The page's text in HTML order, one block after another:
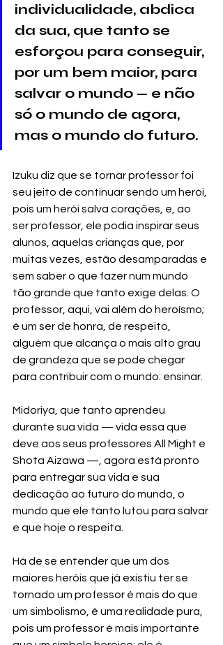
individualidade, abdica
da sua, que tanto se
esforçou para conseguir,
por um bem maior, para
salvar o mundo — e não
só o mundo de agora,
mas o mundo do futuro.
Izuku diz que se tornar professor foi
seu jeito de continuar sendo um herói,
pois um herói salva corações, e, ao
ser professor, ele podia inspirar seus
alunos, aquelas crianças que, por
muitas vezes, estão desamparadas e
sem saber o que fazer num mundo
tão grande que tanto exige delas. O
professor, aqui, vai além do heroísmo;
é um ser de honra, de respeito,
alguém que alcança o mais alto grau
de grandeza que se pode chegar
para contribuir com o mundo: ensinar.
Midoriya, que tanto aprendeu
durante sua vida — vida essa que
deve aos seus professores All Might e
Shota Aizawa —, agora está pronto
para entregar sua vida e sua
dedicação ao futuro do mundo, o
mundo que ele tanto lutou para salvar
e que hoje o respeita.
Há de se entender que um dos
maiores heróis que já existiu ter se
tornado um professor é mais do que
um simbolismo, é uma realidade pura,
pois um professor é mais importante